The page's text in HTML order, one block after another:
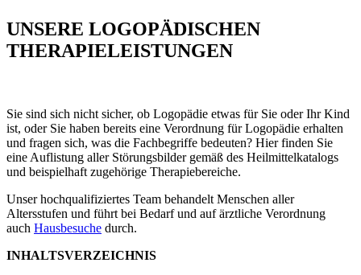
UNSERE LOGOPÄDISCHEN
THERAPIELEISTUNGEN
Sie sind sich nicht sicher, ob Logopädie etwas für Sie oder Ihr Kind
ist, oder Sie haben bereits eine Verordnung für Logopädie erhalten
und fragen sich, was die Fachbegriffe bedeuten? Hier finden Sie
eine Auflistung aller Störungsbilder gemäß des Heilmittelkatalogs
und beispielhaft zugehörige Therapiebereiche.
Unser hochqualifiziertes Team behandelt Menschen aller
Altersstufen und führt bei Bedarf und auf ärztliche Verordnung
auch Hausbesuche durch.
INHALTSVERZEICHNIS